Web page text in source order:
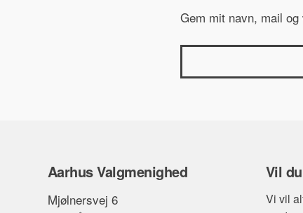
Gem mit navn, mail
Aarhus Valgmenighed
Mjølnersvej 6
Vil
Vi vil